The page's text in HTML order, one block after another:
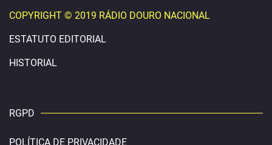
COPYRIGHT © 2019 RÁDIO DOURO NACIONAL
ESTATUTO EDITORIAL
HISTORIAL
RGPD
POLÍTICA DE PRIVACIDADE